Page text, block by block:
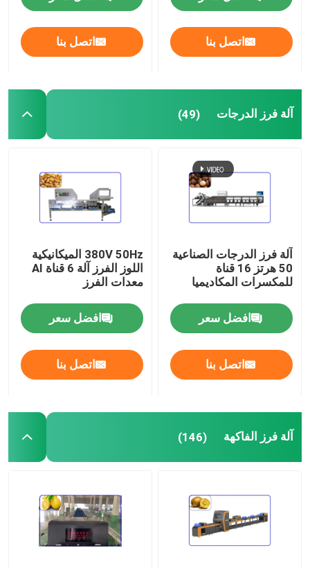
آلة تجهيز المكسرات
آلة الفرز بالأشعة تحت الحمراء
اتصل بنا اتصل بنا
آلة فرز الدرجات (49)
آلة فرز الدرجات الصناعية
50 هرتز 16 قناة
للمكسرات المكاديميا
افضل سعر
اتصل بنا
380V 50Hz الميكانيكية
اللوز الفرز آلة 6 قناة AI
معدات الفرز
افضل سعر
اتصل بنا
آلة فرز الفاكهة (146)